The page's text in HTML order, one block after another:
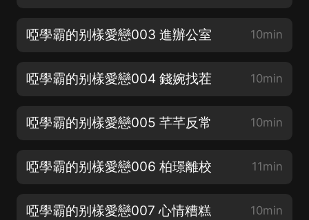
啞學霸的别樣愛戀003 進辦公室 10min
啞學霸的别樣愛戀004 錢婉找茬 10min
啞學霸的别樣愛戀005 芊芊反常 10min
啞學霸的别樣愛戀006 柏璟離校 11min
啞學霸的别樣愛戀007 心情糟糕 10min